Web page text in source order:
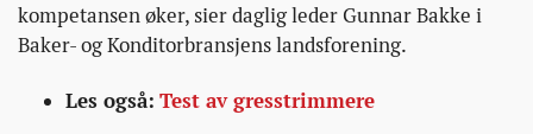
kompetansen øker, sier daglig leder Gunnar Bakke i
Baker- og Konditorbransjens landsforening.
Les også: Test av gresstrimmere